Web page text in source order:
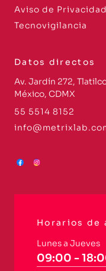
Aviso de Privacidad
Tecnovigilancia
Datos directos
Av. Jardín 272,
México, CDMX
55 5514 8152
Horarios de
Lunes a Jueves
09:00 -